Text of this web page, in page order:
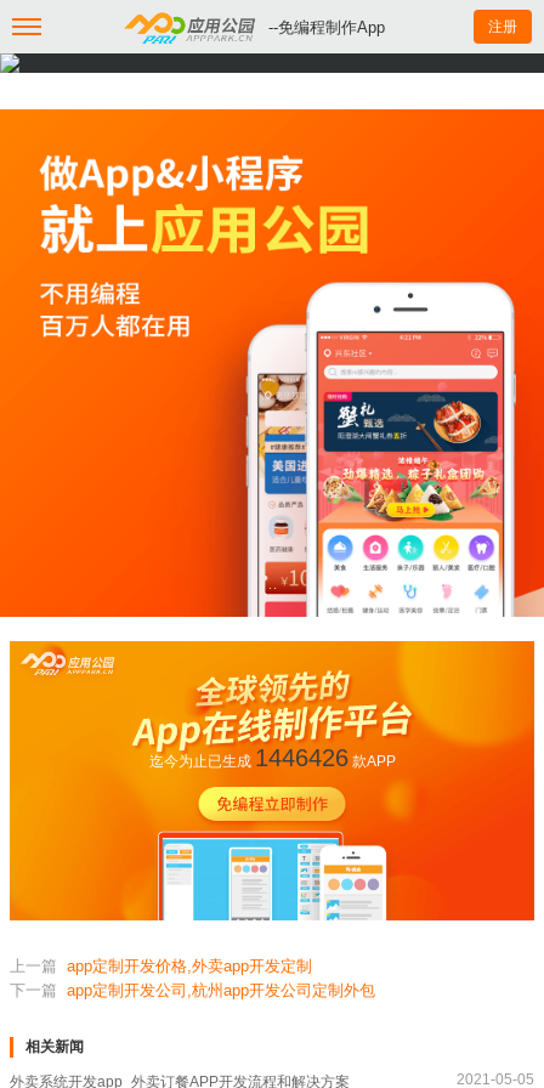
--免编程制作App 注册
迄今为止已生成 1446426款APP
上一篇 app定制开发价格,外卖app开发定制
下一篇 app定制开发公司,杭州app开发公司定制外包
相关新闻
外卖系统开发app_外卖订餐APP开发流程和解决方案 2021-05-05